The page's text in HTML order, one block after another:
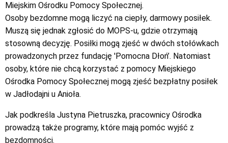
Miejskim Ośrodku Pomocy Społecznej.
Osoby bezdomne mogą liczyć na ciepły, darmowy posiłek.
Muszą się jednak zgłosić do MOPS-u, gdzie otrzymają
stosowną decyzję. Posiłki mogą zjeść w dwóch stołówkach
prowadzonych przez fundację 'Pomocna Dłoń’. Natomiast
osoby, które nie chcą korzystać z pomocy Miejskiego
Ośrodka Pomocy Społecznej mogą zjeść bezpłatny posiłek
w Jadłodajni u Anioła.
Jak podkreśla Justyna Pietruszka, pracownicy Ośrodka
prowadzą także programy, które mają pomóc wyjść z
bezdomności.